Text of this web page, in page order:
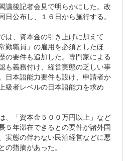
議後記者会見で明らかにした。改
日公布し、１６日から施行する。
は、資本金の引き上げに加えて
勤職員」の雇用を必須としたほ
の要件も追加した。専門家による
も義務付け、経営実態の乏しい事
日本語能力要件も設け、申請者か
級者レベルの日本語能力を求め
、「資本金５００万円以上」など
５年滞在できるとの要件が諸外国
実態の伴わない民泊経営などに悪
の指摘があった。